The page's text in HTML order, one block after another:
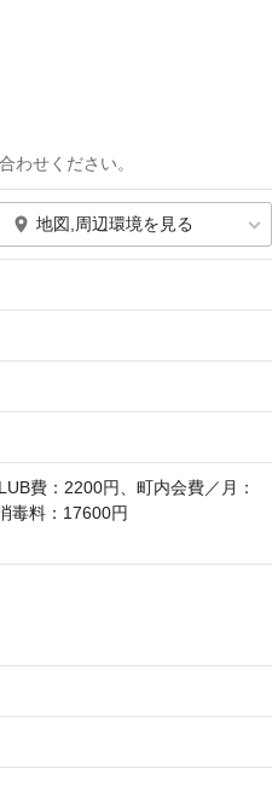
わせください。
地図,周辺環境を見る
費：2200円、町内会費／月：
毒料：17600円